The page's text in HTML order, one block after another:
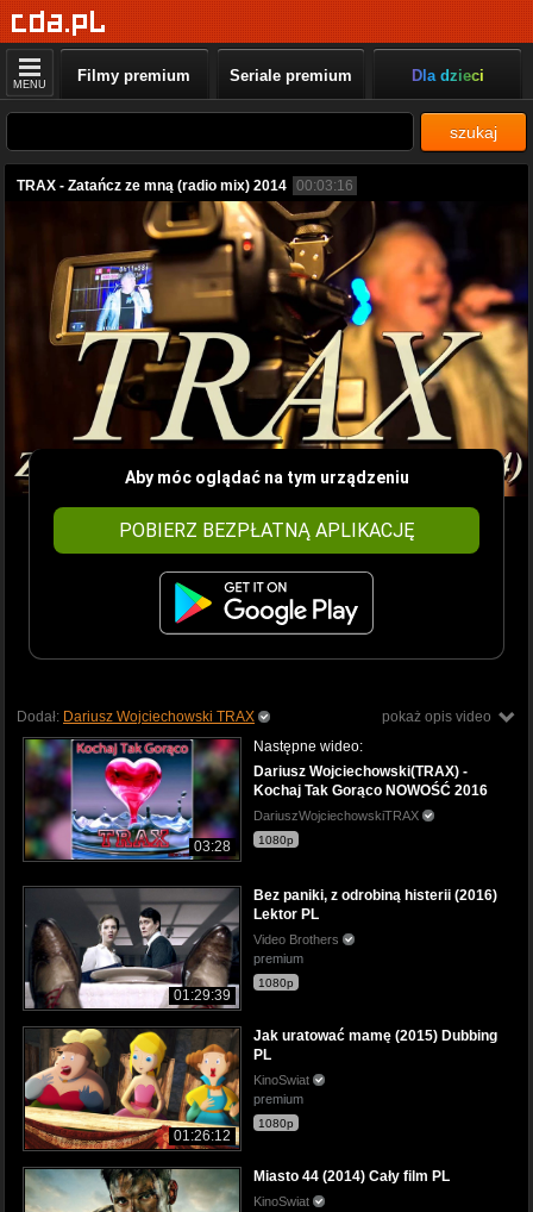
MENU Filmy premium Seriale premium Dla dzieci
szukaj
TRAX - Zatańcz ze mną (radio mix) 2014 00:03:16
Aby móc oglądać na tym urządzeniu
POBIERZ BEZPŁATNĄ APLIKACJĘ
pokaż opis video
Dodał: Dariusz Wojciechowski TRAX
03:28
Następne wideo:
Dariusz Wojciechowski(TRAX) -
Kochaj Tak Gorąco NOWOŚĆ 2016
DariuszWojciechowskiTRAX
1080p
01:29:39
Bez paniki, z odrobiną histerii (2016)
Lektor PL
Video Brothers
premium
1080p
01:26:12
Jak uratować mamę (2015) Dubbing
PL
KinoSwiat
premium
1080p
Miasto 44 (2014) Cały film PL
KinoSwiat